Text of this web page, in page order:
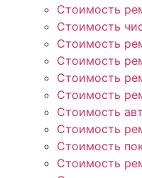
Стоимость
Стоимость
Стоимость
Стоимость
Стоимость
Стоимость
Стоимость
Стоимость
Стоимость
Стоимость